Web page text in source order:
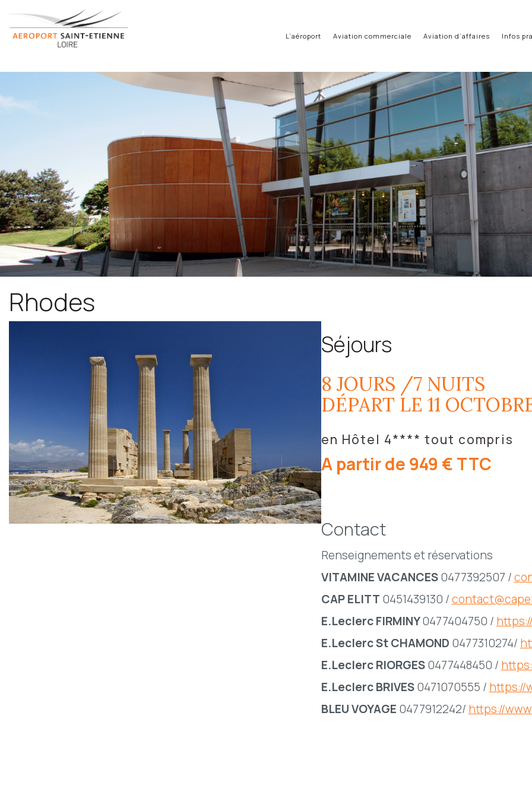
L’aéroport Aviation commerciale Aviation d’affaires Infos
Rhodes
Séjours
8 JOURS /7 NUITS
DÉPART LE 11
en Hôtel 4**** tout compris
A partir de 949 € TTC
Contact
Renseignements et réservations
VITAMINE VACANCES0477392507 /
CAP ELITT 0451439130 /
E.Leclerc FIRMINY0477404750 /
E.Leclerc St CHAMOND 0477310274/
E.Leclerc RIORGES0477448450 /
E.Leclerc BRIVES0471070555 / https://
BLEU VOYAGE 0477912242/ https://